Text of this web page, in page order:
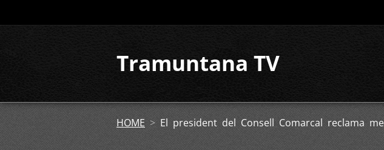
Tramuntana TV
HOME > El president del Consell Comarcal reclama